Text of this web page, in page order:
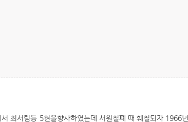
최서림등 5현을향사하였는데 서원철폐 때 훼철되자 1966